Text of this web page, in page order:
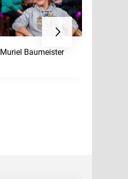
Muriel Baumeister